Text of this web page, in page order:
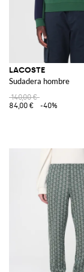
LACOSTE
Sudadera hombre
140,00 €
84,00 €
-40%